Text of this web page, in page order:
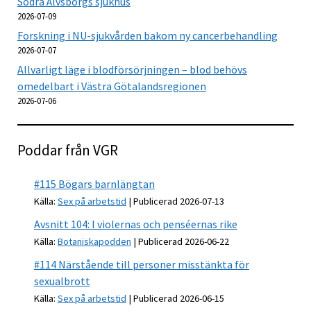
2026-07-09
Forskning i NU-sjukvården bakom ny cancerbehandling
2026-07-07
Allvarligt läge i blodförsörjningen – blod behövs
omedelbart i Västra Götalandsregionen
2026-07-06
Poddar från VGR
#115 Bögars barnlängtan
Källa: Sex på arbetstid Publicerad 2026-07-13
Avsnitt 104: I violernas och penséernas rike
Källa: Botaniskapodden Publicerad 2026-06-22
#114 Närstående till personer misstänkta för
sexualbrott
Källa: Sex på arbetstid Publicerad 2026-06-15